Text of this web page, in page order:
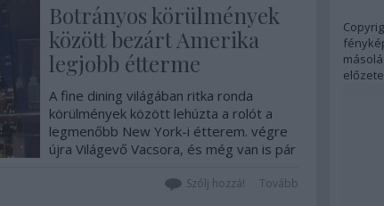
Botrányos körülmények
között bezárt Amerika
legjobb étterme
A fine dining világában ritka ronda
körülmények között lehúzta a rolót a
legmenőbb New York-i étterem. végre
újra Világevő Vacsora, és még van is pár
Tovább
Szólj hozzá!